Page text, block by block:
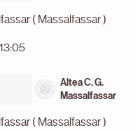
( Massalfassar )
Altea C. G.
Massalfassar
( Massalfassar )